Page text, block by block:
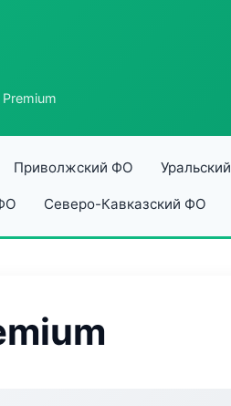
Приволжский ФО
Северо-Кавказский ФО